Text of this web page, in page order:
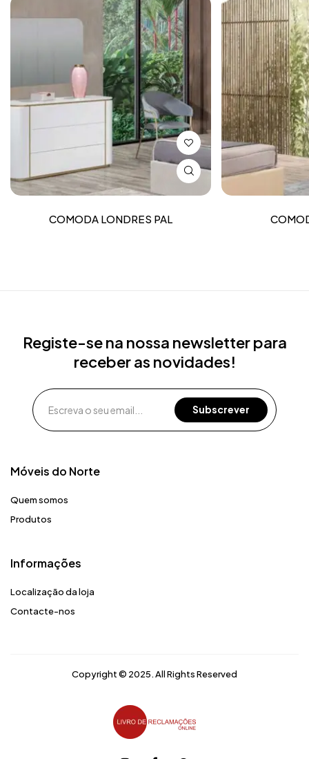
COMODA LONDRES PAL
Móveis do Norte​
Quem somos
Produtos
Registe-se na nossa newsletter para
receber as novidades!
Informações
Localização da loja
Contacte-nos
Copyright © 2025. All Rights Reserved